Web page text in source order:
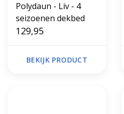
Polydaun - Liv - 4
seizoenen dekbed
129,95
BEKIJK PRODUCT